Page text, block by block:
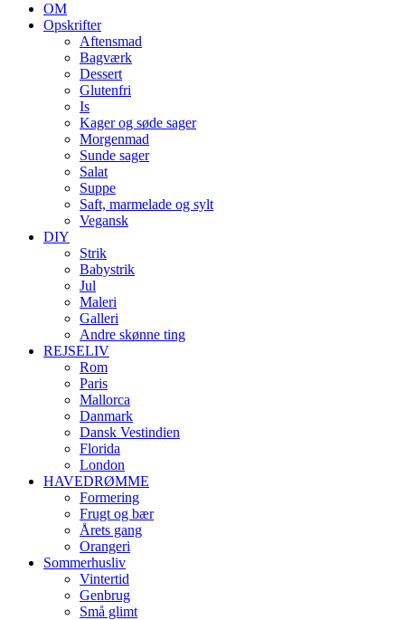
OM
Opskrifter
Aftensmad
Bagværk
Dessert
Glutenfri
Is
Kager og søde sager
Morgenmad
Sunde sager
Salat
Suppe
Saft, marmelade og sylt
Vegansk
DIY
Strik
Babystrik
Jul
Maleri
Galleri
Andre skønne ting
REJSELIV
Rom
Paris
Mallorca
Danmark
Dansk Vestindien
Florida
London
HAVEDRØMME
Formering
Frugt og bær
Årets gang
Orangeri
Sommerhusliv
Vintertid
Genbrug
Små glimt